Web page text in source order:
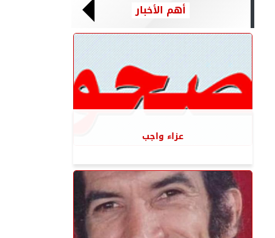
أهم الأخبار
عزاء واجب